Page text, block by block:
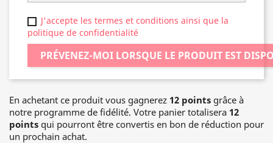
J'accepte les termes et conditions ainsi que la
politique de confidentialité
PRÉVENEZ-MOI LORSQUE LE PRODUIT EST
En achetant ce produit vous gagnerez 12 points grâce à
notre programme de fidélité. Votre panier totalisera 12
points qui pourront être convertis en bon de réduction pour
un prochain achat.